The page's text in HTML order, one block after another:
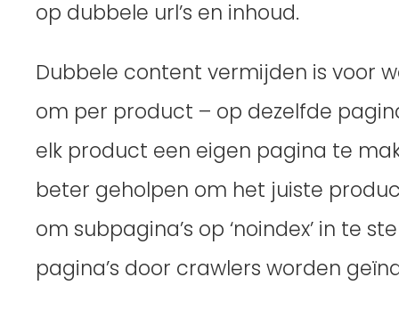
op dubbele url’s en inhoud.
Dubbele content vermijden is voor
om per product – op dezelfde
elk product een eigen pagina te
beter geholpen om het juiste
om subpagina’s op ‘noindex’ in te
pagina’s door crawlers worden